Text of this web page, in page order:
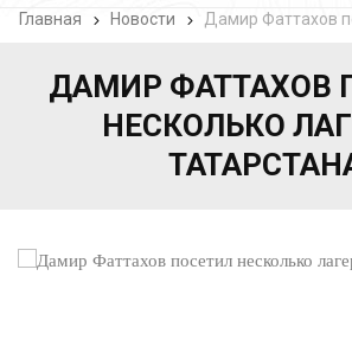
Главная Новости Дамир Фаттахов
ДАМИР ФАТТАХОВ
НЕСКОЛЬКО